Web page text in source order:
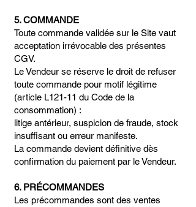
5. COMMANDE
Toute commande validée sur le Site vaut
acceptation irrévocable des présentes
CGV.
Le Vendeur se réserve le droit de refuser
toute commande pour motif légitime
(article L121-11 du Code de la
consommation) :
litige antérieur, suspicion de fraude, stock
insuffisant ou erreur manifeste.
La commande devient définitive dès
confirmation du paiement par le Vendeur.
6. PRÉCOMMANDES
Les précommandes sont des ventes